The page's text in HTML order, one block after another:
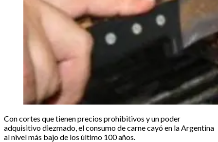
Con cortes que tienen precios prohibitivos y un poder
adquisitivo diezmado, el consumo de carne cayó en la Argentina
al nivel más bajo de los último 100 años.